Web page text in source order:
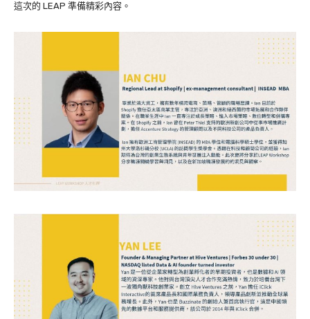
這次的 LEAP 準備精彩內容。